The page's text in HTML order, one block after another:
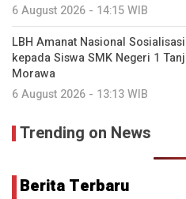
6 August 2026 - 14:15 WIB
LBH Amanat Nasional
kepada Siswa SMK Negeri 1
Morawa
6 August 2026 - 13:13 WIB
Trending on News
Berita Terbaru